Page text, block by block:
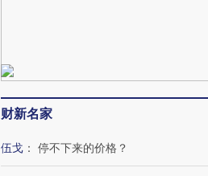
财新名家
伍戈 ： 停不下来的价格？